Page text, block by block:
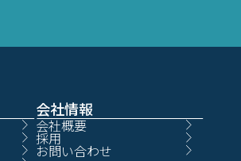
会社情報
会社概要
採用
お問い合わせ